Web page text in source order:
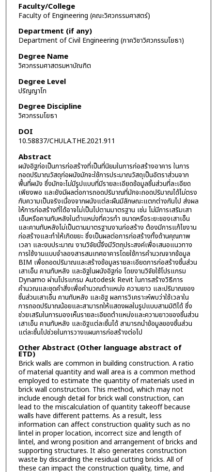
Faculty/College
Faculty of Engineering (คณะวิศวกรรมศาสตร์)
Department (if any)
Department of Civil Engineering (ภาควิชาวิศวกรรมโยธา)
Degree Name
วิศวกรรมศาสตรมหาบัณฑิต
Degree Level
ปริญญาโท
Degree Discipline
วิศวกรรมโยธา
DOI
10.58837/CHULA.THE.2021.911
Abstract
ผนังอิฐก่อเป็นการก่อสร้างที่เป็นที่นิยมในการก่อสร้างอาคาร ในการ
ถอดปริมาณวัสดุก่อผนังมักจะใช้การประมาณวัสดุเป็นอัตราส่วนจาก
พื้นที่ผนัง ซึ่งมักจะไม่มีรูปแบบที่มีรายละเอียดข้อมูลชิ้นส่วนที่ละเอียด
เพียงพอ และยังมีผลต่อการถอดปริมาณที่มักจะถอดปริมาณได้ไม่ตรง
กับความเป็นจริงเนื่องจากผนังแต่ละผืนมีลักษณะแตกต่างกันไป ส่งผล
ให้การก่อสร้างที่ได้อาจไม่เป็นไปตามมาตรฐาน เช่น ไม่มีการเสริมเสา
เอ็นหรือคานทับหลังในตำแหน่งที่ควรทำ ขนาดหรือระยะของเสาเอ็น
และคานทับหลังไม่เป็นตามมาตรฐานงานก่อสร้าง ต้องมีการแก้ไขงาน
ก่อสร้างและทำให้เกิดขยะ ซึ่งเป็นผลต่อการก่อสร้างทั้งด้านคุณภาพ
เวลา และงบประมาณ งานวิจัยนี้จึงมีวัตถุประสงค์เพื่อเสนอแนวทาง
การใช้งานแบบจำลองสารสนเทศอาคารโดยใช้การคำนวณจากข้อมูล
BIM เพื่อถอดปริมาณและสร้างข้อมูลรายละเอียดการก่อสร้างชิ้นส่วน
เสาเอ็น คานทับหลัง และอิฐในผนังอิฐก่อ โดยงานวิจัยใช้โปรแกรม
Dynamo ผ่านโปรแกรม Autodesk Revit ในการสร้างวิธีการ
คำนวณและชุดคำสั่งเพื่อคำนวณตำแหน่ง ความยาว และปริมาณของ
ชิ้นส่วนเสาเอ็น คานทับหลัง และอิฐ ผลการวิเคราะห์พบว่าใช้เวลาใน
การถอดปริมาณน้อยและสามารถให้แสดงผลในรูปแบบสามมิติได้ ซึ่ง
ช่วยเสริมในการมองเห็นรายละเอียดตำแหน่งและความยาวของชิ้นส่วน
เสาเอ็น คานทับหลัง และอิฐแต่ละชิ้นได้ สามารถนำข้อมูลของชิ้นส่วน
แต่ละชิ้นไปช่วยในการวางแผนการก่อสร้างต่อไป
Other Abstract (Other language abstract of
ETD)
Brick walls are common in building construction. A ratio
of material quantity and wall area is a common method
employed to estimate the quantity of materials used in
brick wall construction. This method, which may not
include enough detail for brick wall construction, can
lead to the miscalculation of quantity takeoff because
walls have different patterns. As a result, less
information can affect construction quality such as no
lintel in proper location, incorrect size and length of
lintel, and wrong position and arrangement of bricks and
supporting structures. It also generates construction
waste by discarding the residual cutting bricks. All of
these can impact the construction quality, time, and